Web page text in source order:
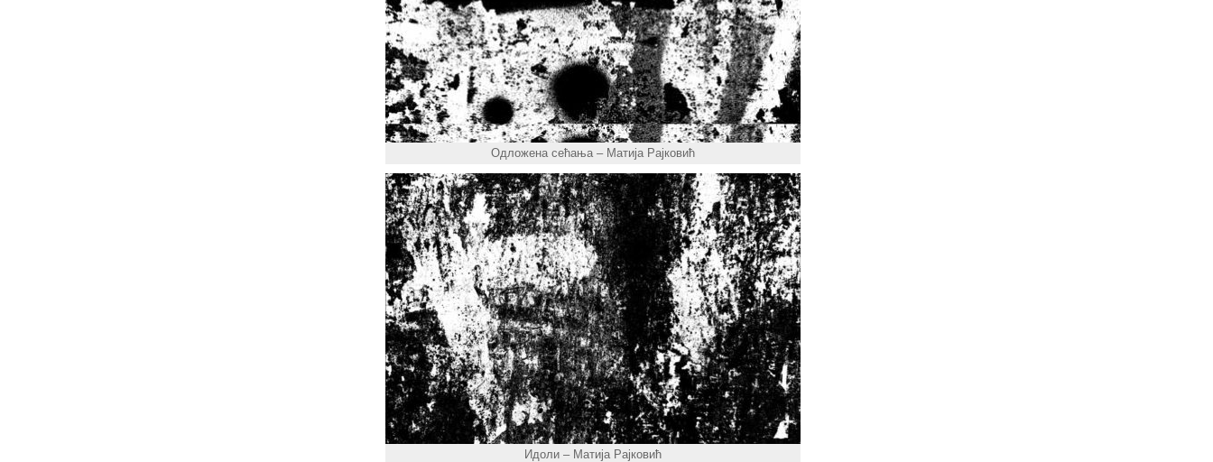
Одложена сећања – Матија Рајковић
Идоли – Матија Рајковић